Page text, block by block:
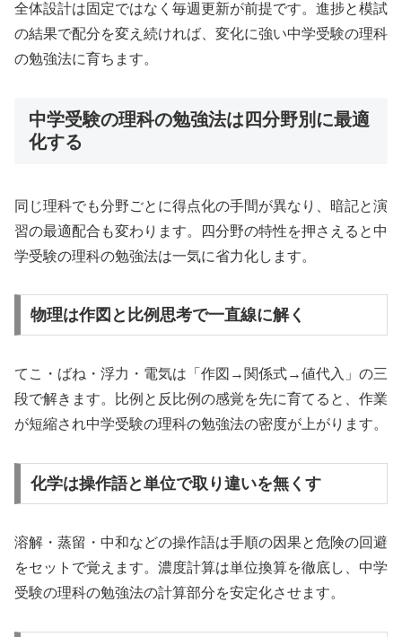
全体設計は固定ではなく毎週更新が前提です。進捗と模試
の結果で配分を変え続ければ、変化に強い中学受験の理科
の勉強法に育ちます。
中学受験の理科の勉強法は四分野別に最適
化する
同じ理科でも分野ごとに得点化の手間が異なり、暗記と演
習の最適配合も変わります。四分野の特性を押さえると中
学受験の理科の勉強法は一気に省力化します。
物理は作図と比例思考で一直線に解く
てこ・ばね・浮力・電気は「作図→関係式→値代入」の三
段で解きます。比例と反比例の感覚を先に育てると、作業
が短縮され中学受験の理科の勉強法の密度が上がります。
化学は操作語と単位で取り違いを無くす
溶解・蒸留・中和などの操作語は手順の因果と危険の回避
をセットで覚えます。濃度計算は単位換算を徹底し、中学
受験の理科の勉強法の計算部分を安定化させます。